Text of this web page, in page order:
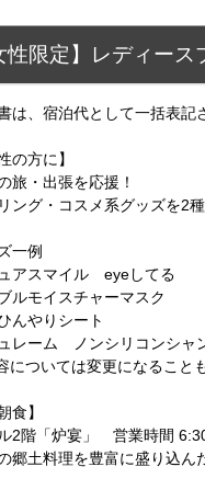
性限定】レディー
は、宿泊代として一括表記
の方に】
旅・出張を応援！
ング・コスメ系グッズを2
一例
ュアスマイル eyeしてる
ルモイスチャーマスク
んやりシート
ュレーム ノンシリコンシャ
については変更になること
食】
2階「炉宴」 営業時間
郷土料理を豊富に盛り込ん
シングル3